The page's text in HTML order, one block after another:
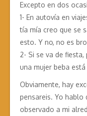
Excepto en dos
1- En autovía en
tía mía creo que se
esto. Y no, no es
2- Si se va de
una mujer beba
Obviamente, hay
pensareis. Yo hablo
observado a mi